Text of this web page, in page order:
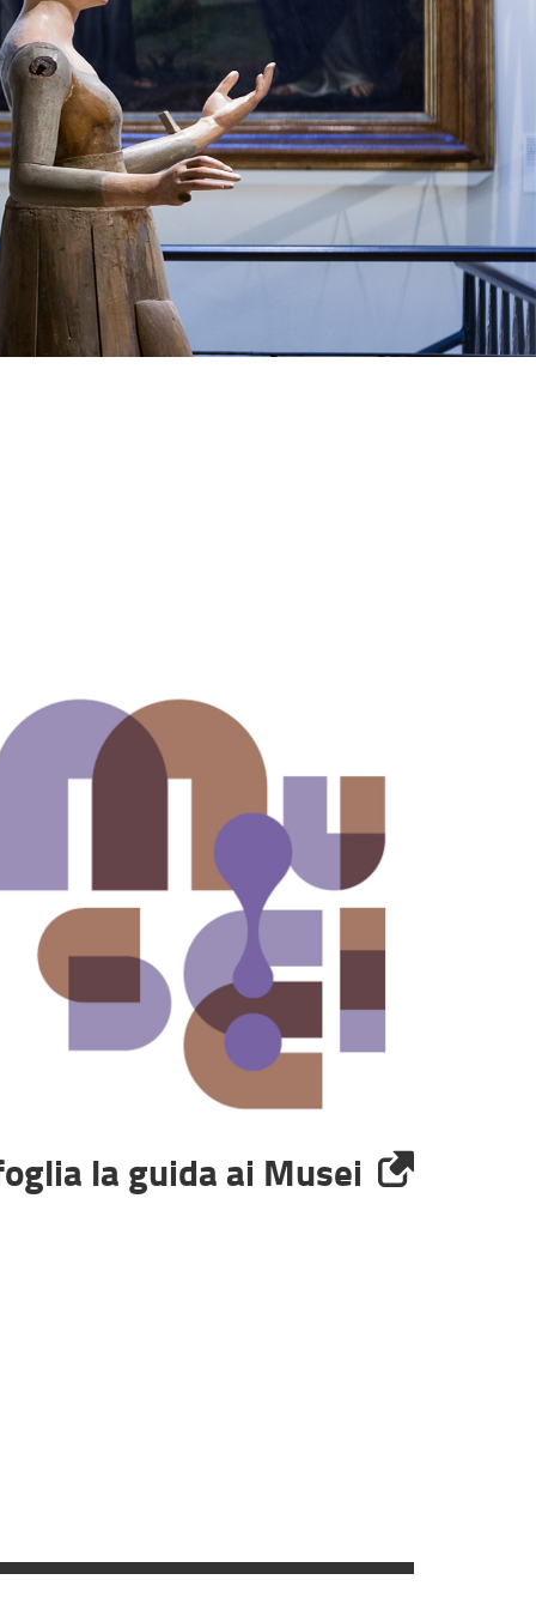
la guida ai Musei